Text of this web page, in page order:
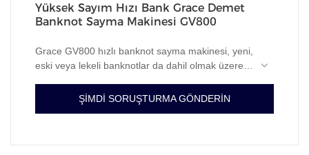
Yüksek Sayım Hızı Bank Grace Demet
Banknot Sayma Makinesi GV800
Grace GV800 hızlı banknot sayma makinesi, yeni,
eski veya lekeli banknotlar da dahil olmak üzere
kapasiteli para sayma makineleri, bantlanmış
Para sayma makinesi, zaman kazandıran bir
ŞİMDİ SORUŞTURMA GÖNDERİN